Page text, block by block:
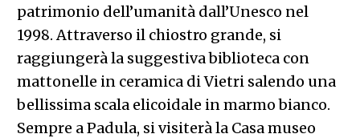
patrimonio dell’umanità dall’Unesco nel
1998. Attraverso il chiostro grande, si
raggiungerà la suggestiva biblioteca con
mattonelle in ceramica di Vietri salendo una
bellissima scala elicoidale in marmo bianco.
Sempre a Padula, si visiterà la Casa museo